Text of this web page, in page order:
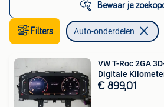
Bewaar je
Filters Auto-onderdelen
VW T-Roc 2GA
Digitale
€ 899,01